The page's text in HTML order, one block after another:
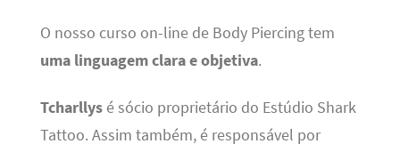
O nosso curso on-line de Body Piercing tem
uma linguagem clara e objetiva.
Tcharllysé sócio proprietário do Estúdio Shark
Tattoo. Assim também, é responsável por